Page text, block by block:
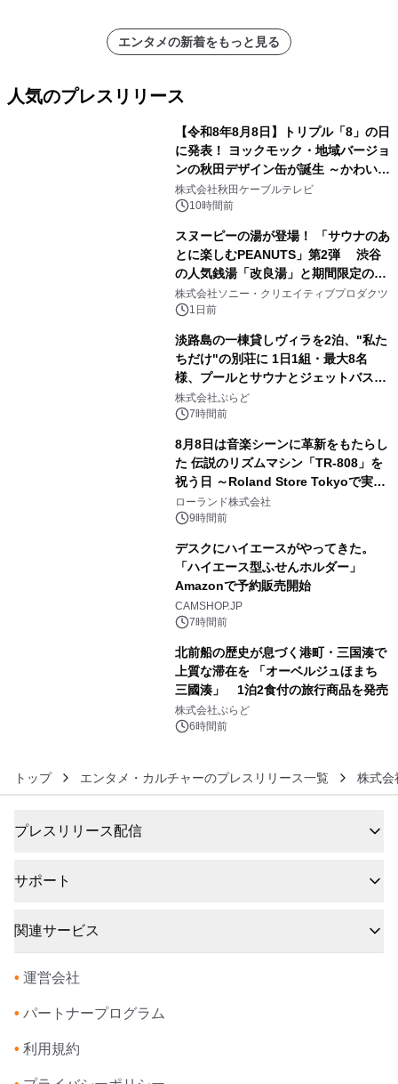
エンタメの新着をもっと見る
人気のプレスリリース
【令和8年8月8日】トリプル「8」の日
に発表！ ヨックモック・地域バージョ
ンの秋田デザイン缶が誕生 ～かわいい
秋田犬の子犬と秋田の四季と名所を巡
るパッケージ～ 9月1日(火)秋田県内で
株式会社秋田ケーブルテレビ
10時間前
スヌーピーの湯が登場！ 「サウナのあ
とに楽しむPEANUTS」第2弾 渋谷
の人気銭湯「改良湯」と期間限定のコ
ラボレーション サウナイキタイコラ
ボグッズも発売決定！
株式会社ソニー・クリエイティブプロダクツ
1日前
淡路島の一棟貸しヴィラを2泊、"私た
ちだけ"の別荘に 1日1組・最大8名
様、プールとサウナとジェットバス付
きで Villa Mon Temps AWAJIの連泊
素泊りプラン
株式会社ぷらど
7時間前
8月8日は音楽シーンに革新をもたらし
た 伝説のリズムマシン「TR-808」を
祝う日 ～Roland Store Tokyoで実機
を展示しての 記念キャンペーンを開
催 英国ラジオ「NTS」の 特別プログ
アーティストを フィーチャーしたアニ
メーションを公開～
ローランド株式会社
9時間前
デスクにハイエースがやってきた。
「ハイエース型ふせんホルダー」
Amazonで予約販売開始
CAMSHOP.JP
7時間前
北前船の歴史が息づく港町・三国湊で
上質な滞在を 「オーベルジュほまち
三國湊」 1泊2食付の旅行商品を発売
株式会社ぷらど
6時間前
トップ エンタメ・カルチャーのプレスリリース一覧 株式会
プレスリリース配信
サポート
関連サービス
• 運営会社
• パートナープログラム
• 利用規約